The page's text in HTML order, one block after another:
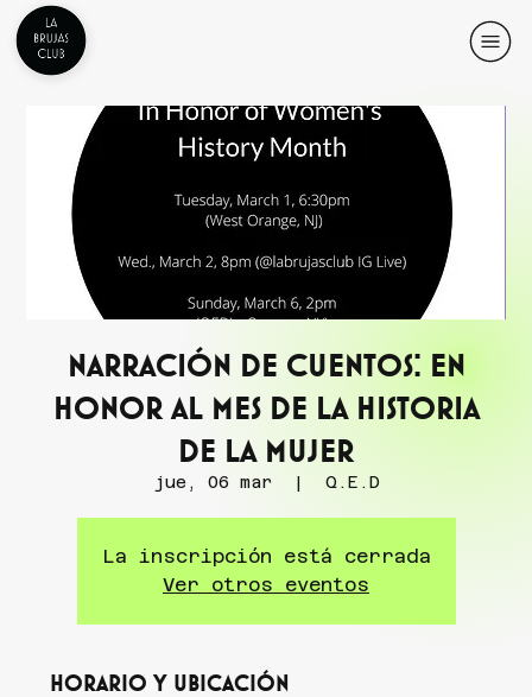
Narración de cuentos: en
honor al Mes de la Historia
de la Mujer
jue, 06 mar
  |
Q.E.D
La inscripción está cerrada
Ver otros eventos
Horario y ubicación